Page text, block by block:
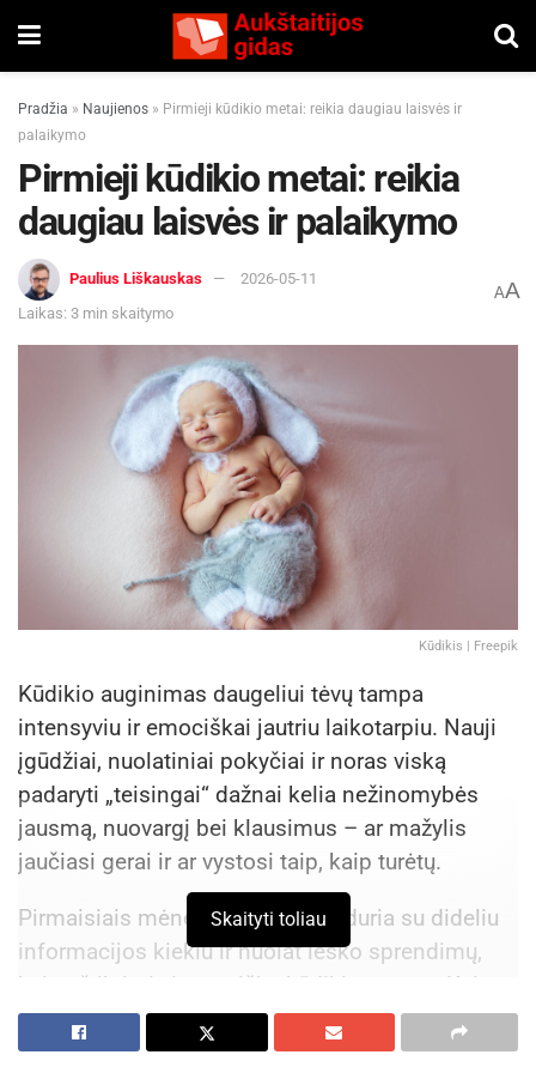
Pradžia » Naujienos » Pirmieji kūdikio metai: reikia daugiau laisvės ir
palaikymo
Pirmieji kūdikio metai: reikia
daugiau laisvės ir palaikymo
Paulius Liškauskas
2026-05-11
Laikas: 3 min skaitymo
AA
Kūdikis | Freepik
Kūdikio auginimas daugeliui tėvų tampa
intensyviu ir emociškai jautriu laikotarpiu. Nauji
įgūdžiai, nuolatiniai pokyčiai ir noras viską
padaryti „teisingai“ dažnai kelia nežinomybės
jausmą, nuovargį bei klausimus – ar mažylis
jaučiasi gerai ir ar vystosi taip, kaip turėtų.
Pirmaisiais mėnesiais tėvai susiduria su dideliu
informacijos kiekiu ir nuolat ieško sprendimų,
kaip užtikrinti visapusišką kūdikio gerovę. Kaip
pastebi akušerė Dominyka Korsa-Jokopė, šiame
etape emocinis fonas namuose gali būti itin
Skaityti toliau